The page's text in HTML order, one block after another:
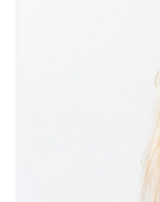
オラプレッ
ビューティ